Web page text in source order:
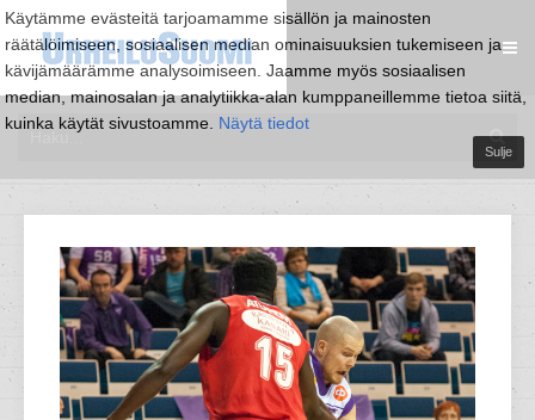
Käytämme evästeitä tarjoamamme sisällön ja mainosten
räätälöimiseen, sosiaalisen median ominaisuuksien tukemiseen ja
kävijämäärämme analysoimiseen. Jaamme myös sosiaalisen
median, mainosalan ja analytiikka-alan kumppaneillemme tietoa siitä,
kuinka käytät sivustoamme. Näytä tiedot
Sulje